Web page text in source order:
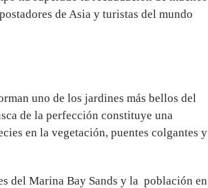
de Asia y turistas del mundo
uno de los jardines más bellos del
de la perfección constituye una
en la vegetación, puentes colgantes y
del Marina Bay Sands y la población en